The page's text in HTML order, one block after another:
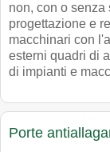
non, con o senza
progettazione e
macchinari con
esterni quadri di
di impianti e
Porte